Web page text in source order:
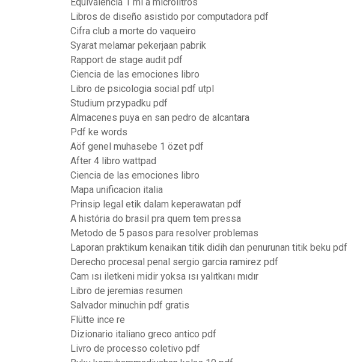
Libros de diseño asistido por computadora pdf
Cifra club a morte do vaqueiro
Syarat melamar pekerjaan pabrik
Rapport de stage audit pdf
Ciencia de las emociones libro
Libro de psicologia social pdf utpl
Studium przypadku pdf
Almacenes puya en san pedro de alcantara
Pdf ke words
Aöf genel muhasebe 1 özet pdf
After 4 libro wattpad
Ciencia de las emociones libro
Mapa unificacion italia
Prinsip legal etik dalam keperawatan pdf
A história do brasil pra quem tem pressa
Metodo de 5 pasos para resolver problemas
Laporan praktikum kenaikan titik didih dan penurunan titik beku pdf
Derecho procesal penal sergio garcia ramirez pdf
Cam ısı iletkeni midir yoksa ısı yalıtkanı mıdır
Libro de jeremias resumen
Salvador minuchin pdf gratis
Flütte ince re
Dizionario italiano greco antico pdf
Livro de processo coletivo pdf